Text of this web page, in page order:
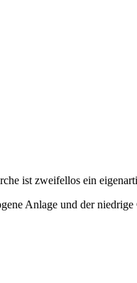
ist zweifellos ein
Anlage und der